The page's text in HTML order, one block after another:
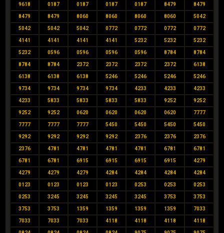
9618 0187 0187 0187 0187 8479 8479
8479 8479 8060 8060 8060 8060 5042
5042 5042 5042 0772 0772 0772 0772
4141 4141 4141 4141 5232 5232 5232
5232 0596 0596 0596 0596 8784 8784
8784 8784 2372 2372 2372 2372 6138
6138 6138 6138 5246 5246 5246 5246
9734 9734 9734 9734 4233 4233 4233
4233 5833 5833 5833 5833 9252 9252
9252 9252 0620 0620 0620 0620 7777
7777 7777 7777 5450 5450 5450 5450
9292 9292 9292 9292 2376 2376 2376
2376 4781 4781 4781 4781 6781 6781
6781 6781 6915 6915 6915 6915 4279
4279 4279 4279 4284 4284 4284 4284
0123 0123 0123 0123 0253 0253 0253
0253 3245 3245 3245 3245 3753 3753
3753 3753 1359 1359 1359 1359 7033
7033 7033 7033 4118 4118 4118 4118